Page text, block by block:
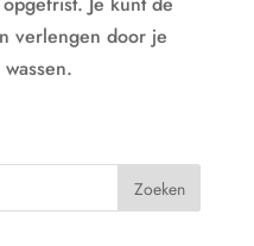
verlengen door je